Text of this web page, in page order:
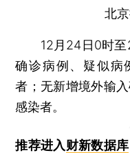
北
12月24日0时至
确诊病例、疑似病
者；无新增境外输
感染者。
推荐进入财新数据库